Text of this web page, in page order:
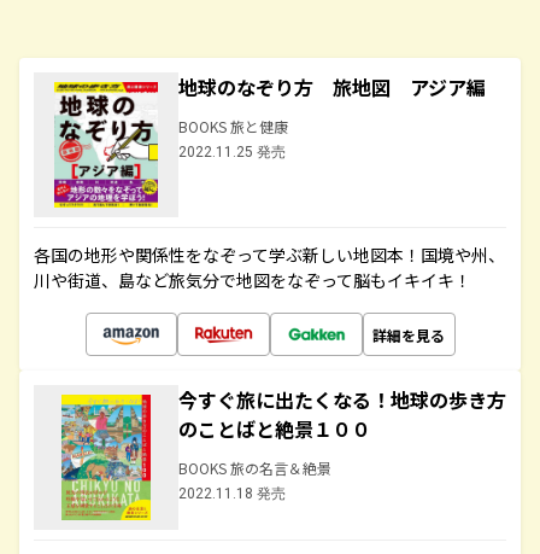
地球のなぞり方 旅地図 アジア編
BOOKS 旅と健康
2022.11.25 発売
各国の地形や関係性をなぞって学ぶ新しい地図本！国境や州、
川や街道、島など旅気分で地図をなぞって脳もイキイキ！
詳細を見る
今すぐ旅に出たくなる！地球の歩き方
のことばと絶景１００
BOOKS 旅の名言＆絶景
2022.11.18 発売